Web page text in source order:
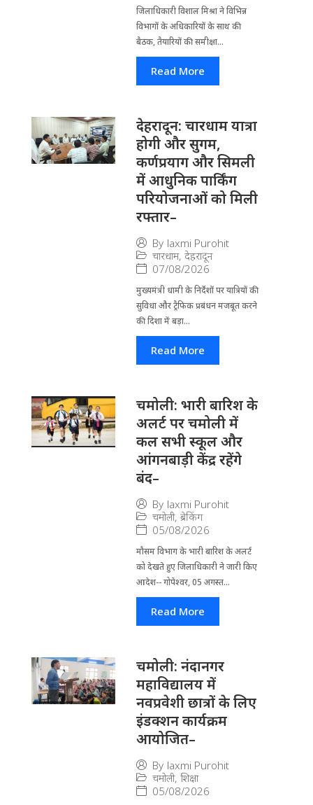
जिला​धिकारी विशाल मिश्रा ने वि​भिन्न
विभागों के अ​धिकारियों के साथ की
बैठक, तैयारियों की समीक्षा...
Read More
देहरादून: चारधाम यात्रा
होगी और सुगम,
कर्णप्रयाग और सिमली
में आधुनिक पार्किंग
परियोजनाओं को मिली
रफ्तार–
By laxmi Purohit
चारधाम, देहरादून
07/08/2026
मुख्यमंत्री धामी के निर्देशों पर यात्रियों की
सुविधा और ट्रैफिक प्रबंधन मजबूत करने
की दिशा में बड़ा...
Read More
चमोली: भारी बारिश के
अलर्ट पर चमोली में
कल सभी स्कूल और
आंगनबाड़ी केंद्र रहेंगे
बंद–
By laxmi Purohit
चमोली, ब्रेकिंग
05/08/2026
मौसम विभाग के भारी बारिश के अलर्ट
को देखते हुए जिला​धिकारी ने जारी किए
आदेश-- गोपेश्वर, 05 अगस्त...
Read More
चमोली: नंदानगर
महाविद्यालय में
नवप्रवेशी छात्रों के लिए
इंडक्शन कार्यक्रम
आयोजित–
By laxmi Purohit
चमोली, शिक्षा
05/08/2026